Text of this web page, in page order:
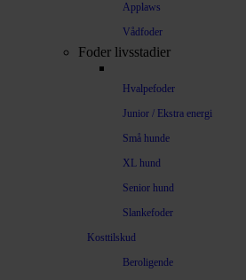
Applaws
Vådfoder
Foder livsstadier
Hvalpefoder
Junior / Ekstra energi
Små hunde
XL hund
Senior hund
Slankefoder
Kosttilskud
Beroligende